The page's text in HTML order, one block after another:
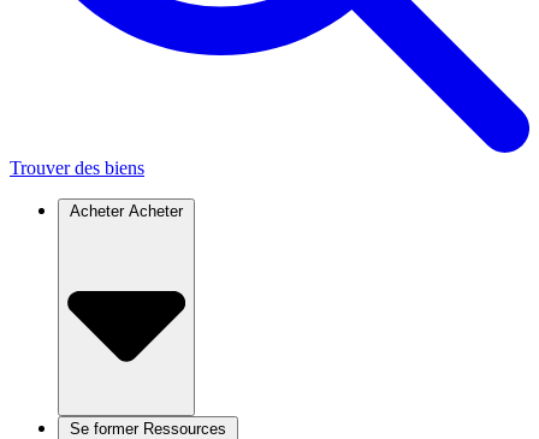
Trouver des biens
Acheter Acheter
Se former